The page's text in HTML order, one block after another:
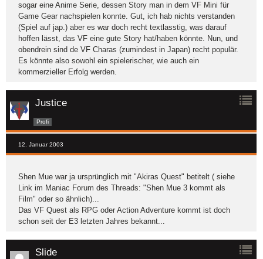
sogar eine Anime Serie, dessen Story man in dem VF Mini für
Game Gear nachspielen konnte. Gut, ich hab nichts verstanden
(Spiel auf jap.) aber es war doch recht textlasstig, was darauf
hoffen lässt, das VF eine gute Story hat/haben könnte. Nun, und
obendrein sind de VF Charas (zumindest in Japan) recht populär.
Es könnte also sowohl ein spielerischer, wie auch ein
kommerzieller Erfolg werden.
Justice
Profi
12. Januar 2003
Shen Mue war ja ursprünglich mit "Akiras Quest" betitelt ( siehe
Link im Maniac Forum des Threads: "Shen Mue 3 kommt als
Film" oder so ähnlich)...
Das VF Quest als RPG oder Action Adventure kommt ist doch
schon seit der E3 letzten Jahres bekannt...
Slide